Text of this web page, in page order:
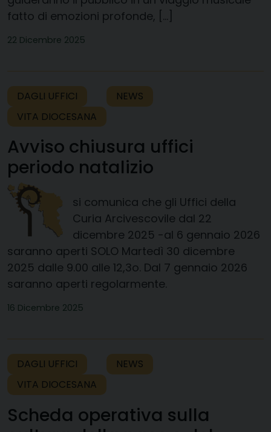
fatto di emozioni profonde, […]
22 Dicembre 2025
DAGLI UFFICI
NEWS
VITA DIOCESANA
Avviso chiusura uffici
periodo natalizio
si comunica che gli Uffici della
Curia Arcivescovile dal 22
dicembre 2025 -al 6 gennaio 2026
saranno aperti SOLO Martedì 30 dicembre
2025 dalle 9.00 alle 12,3o. Dal 7 gennaio 2026
saranno aperti regolarmente.
16 Dicembre 2025
DAGLI UFFICI
NEWS
VITA DIOCESANA
Scheda operativa sulla